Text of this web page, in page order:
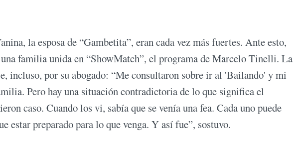
la esposa de “Gambetita”, eran cada vez más fuertes. Ante esto,
familia unida en “ShowMatch”, el programa de Marcelo Tinelli. La
incluso, por su abogado: “Me consultaron sobre ir al 'Bailando' y mi
Pero hay una situación contradictoria de lo que significa el
caso. Cuando los vi, sabía que se venía una fea. Cada uno puede
estar preparado para lo que venga. Y así fue”, sostuvo.